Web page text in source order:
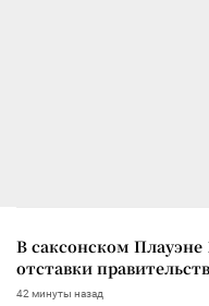
В саксонском Плауэне
отставки
42 минуты назад